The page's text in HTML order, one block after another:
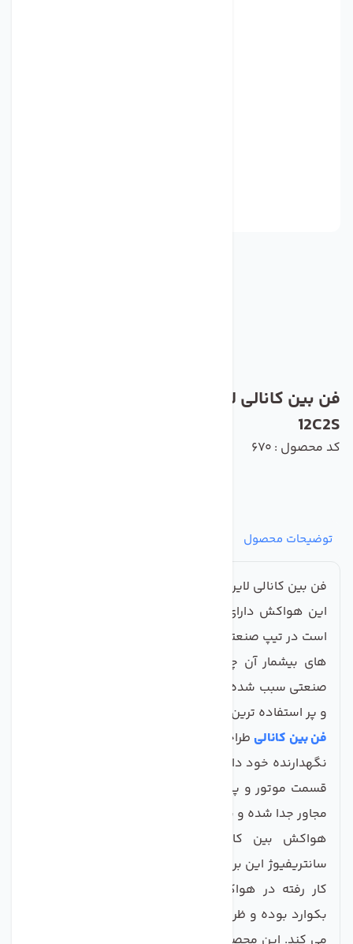
12C2S
کد محصول : 670
توضیحات محصول
فن بین کانالی لاین ونت دمنده مدل VLN-12C2S
این هواکش دارای ناحیه مکش و تخلیه دایره ای شکل
است در تیپ صنعتی تولید و دسته بندی گردیده اما کاربرد
های بیشمار آن چه در مصارف خانگی و چه در مصارف
صنعتی سبب شده که این هواکش یکی از پرفروش ترین
و پر استفاده ترین هواکش‌های بازار باشد.
فن بین کانالی طراحی دقیق و اصولی در بخش براکت های
نگهدارنده خود دارد که این امکان را به شما می‌دهد؛ که
قسمت موتور و پروانه بدون نیاز به باز کردن کانال های
مجاور جدا شده و به راحتی مجدد نصب می‌گردد.
هواکش بین کانالی دمنده از جمله هواکش های
سانتریفیوژ این برند صنعتی محسوب می شود. پروانه به
کار رفته در هواکش بین کانالی دمنده از نوع پروانه
بکوارد بوده و ظرفیت و جریان هوادهی مناسبی را ایجاد